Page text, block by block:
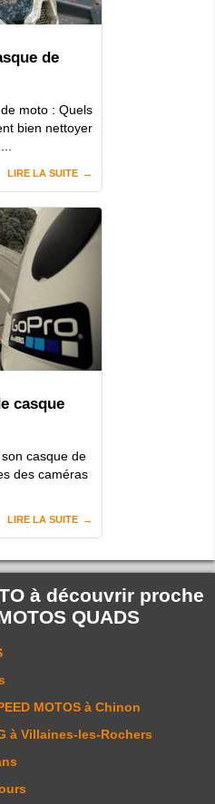
de
moto : Quels
bien nettoyer
LIRE LA SUITE
casque
casque de
des caméras
LIRE LA SUITE
à découvrir proche
QUADS
MOTOS à Chinon
à Villaines-les-Rochers